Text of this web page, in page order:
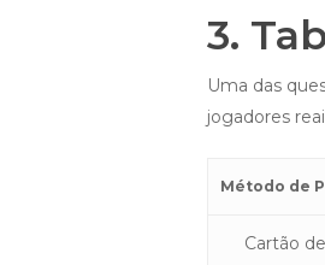
3.
Uma das
jogadores
Método de
Cartão